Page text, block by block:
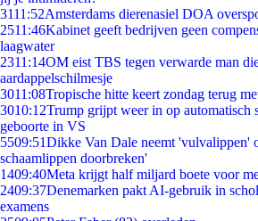
3111:52Amsterdams dierenasiel DOA
2511:46Kabinet geeft bedrijven geen
laagwater
2311:14OM eist TBS tegen verwarde man
aardappelschilmesje
3011:08Tropische hitte keert zondag terug
3010:12Trump grijpt weer in op automatisch
geboorte in VS
5509:51Dikke Van Dale neemt 'vulvalippen'
schaamlippen doorbreken'
1409:40Meta krijgt half miljard boete voor
2409:37Denemarken pakt AI-gebruik in
examens